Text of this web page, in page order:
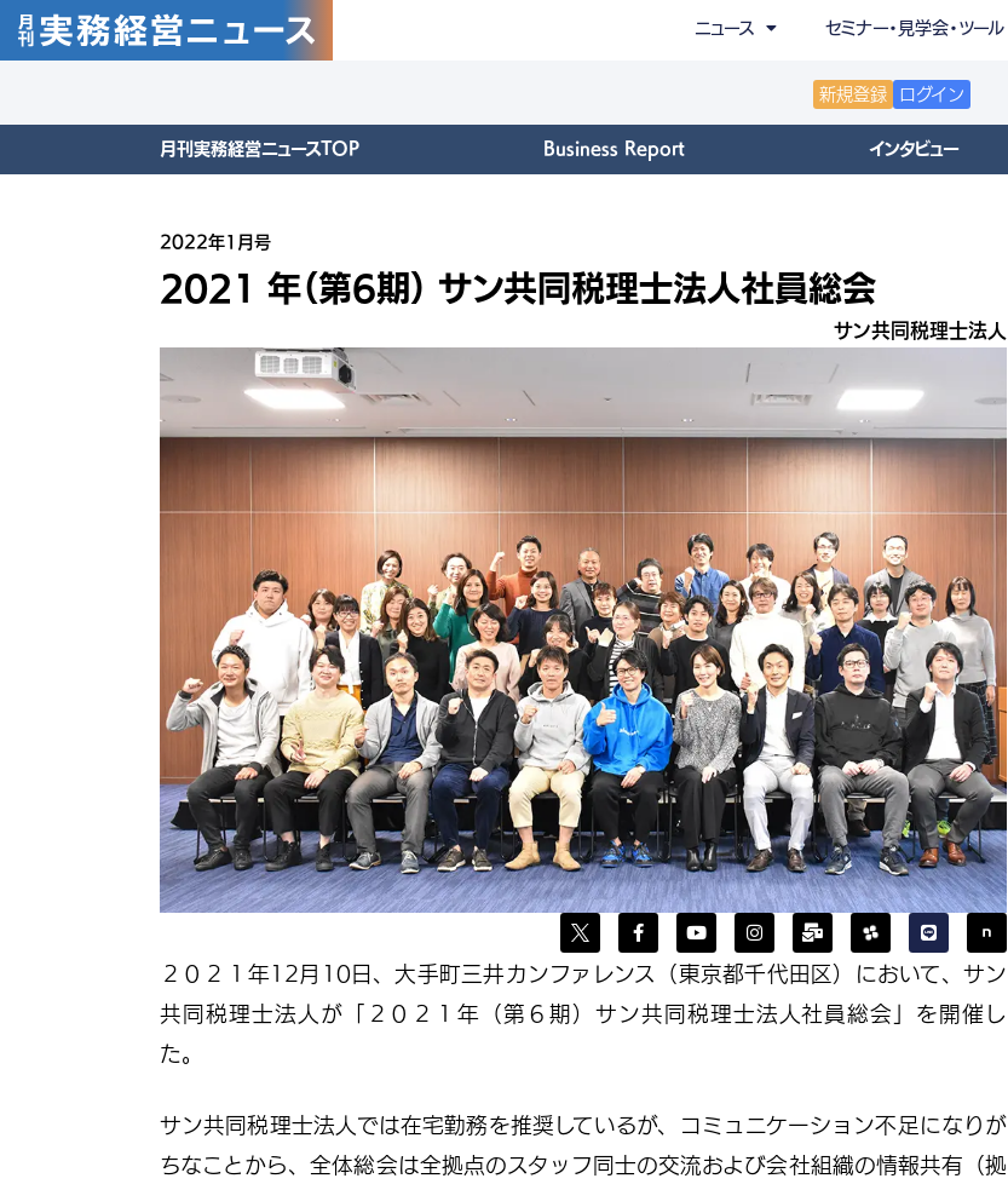
ニュース セミナー・見学会・ツール
新規登録 ログイン
月刊実務経営ニュースTOP Business Report インタビュー
2022年1月号
2021 年（第6期） サン共同税理士法人社員総会
サン共同税理士法人
２０２１年12月10日、大手町三井カンファレンス（東京都千代田区）において、サン
共同税理士法人が「２０２１年（第６期）サン共同税理士法人社員総会」を開催し
た。
サン共同税理士法人では在宅勤務を推奨しているが、コミュニケーション不足になりが
ちなことから、全体総会は全拠点のスタッフ同士の交流および会社組織の情報共有（拠